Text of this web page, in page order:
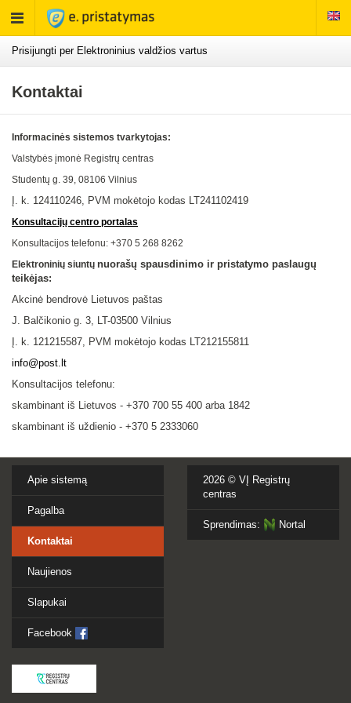
Rodyti
meniu
Prisijungti per Elektroninius valdžios vartus
Kontaktai
Informacinės sistemos tvarkytojas:
Valstybės įmonė Registrų centras
Studentų g. 39, 08106 Vilnius
Į. k. 124110246, PVM mokėtojo kodas LT241102419
Konsultacijų centro portalas
Konsultacijos telefonu: +370 5 268 8262
Elektroninių siuntų nuorašų spausdinimo ir pristatymo paslaugų
teikėjas:
Akcinė bendrovė Lietuvos paštas
J. Balčikonio g. 3, LT-03500 Vilnius
Į. k. 121215587, PVM mokėtojo kodas LT212155811
info@post.lt
Konsultacijos telefonu:
skambinant iš Lietuvos - +370 700 55 400 arba 1842
skambinant iš uždienio - +370 5 2333060
Apie sistemą
Pagalba
Kontaktai
Naujienos
Slapukai
Facebook
2026 © VĮ Registrų
centras
Sprendimas: Nortal